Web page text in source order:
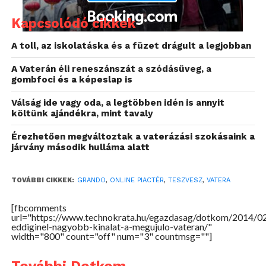
Magyarország leglátogatottabb online piactere a
megújulás kapcsán a felhasználók véleményére is
kíváncsi volt. A több mint kétezer válaszadó
A megkérdezett felhasználók tehát nyitottan
Kapcsolódó cikkek
A toll, az iskolatáska és a füzet drágult a legjobban
A Vaterán éli reneszánszát a szódásüveg, a
gombfoci és a képeslap is
Válság ide vagy oda, a legtöbben idén is annyit
költünk ajándékra, mint tavaly
Érezhetően megváltoztak a vaterázási szokásaink a
járvány második hulláma alatt
TOVÁBBI CIKKEK: GRANDO, ONLINE PIACTÉR, TESZVESZ, VATERA
[fbcomments
url="https://www.technokrata.hu/egazdasag/dotkom/2014/
eddiginel-nagyobb-kinalat-a-megujulo-vateran/"
width="800" count="off" num="3" countmsg=""]